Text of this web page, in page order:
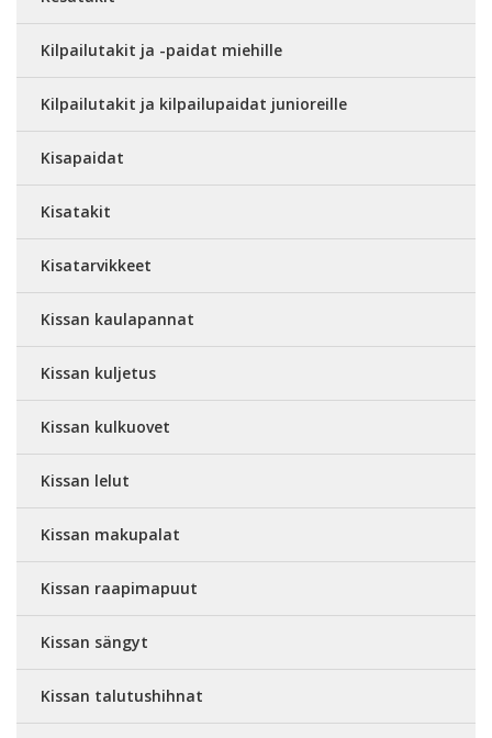
Kilpailutakit ja -paidat miehille
Kilpailutakit ja kilpailupaidat junioreille
Kisapaidat
Kisatakit
Kisatarvikkeet
Kissan kaulapannat
Kissan kuljetus
Kissan kulkuovet
Kissan lelut
Kissan makupalat
Kissan raapimapuut
Kissan sängyt
Kissan talutushihnat